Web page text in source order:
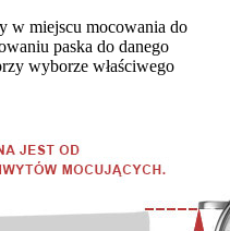
w miejscu mocowania do
paska do danego
wyborze właściwego